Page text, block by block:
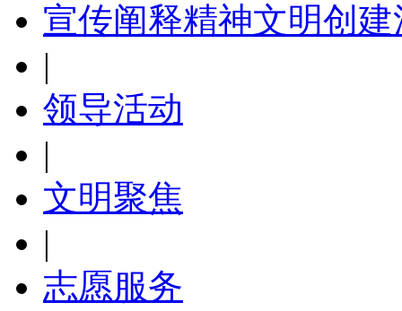
宣传阐释精神文明创建
|
领导活动
|
文明聚焦
|
志愿服务